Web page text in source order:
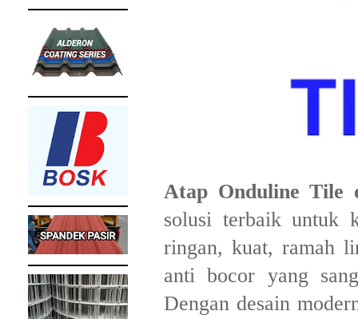
Atap Onduline Tile
solusi terbaik untuk
ringan, kuat, ramah
anti bocor yang
Dengan desain